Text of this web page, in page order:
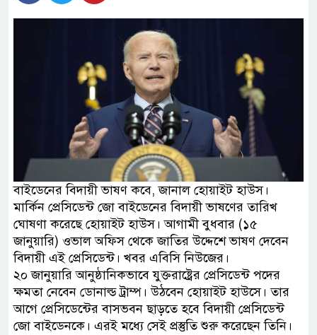
বাইডেনের বিদায়ী ভাষণ কবে, জানাল হোয়াইট হাউস।
মার্কিন প্রেসিডেন্ট জো বাইডেনের বিদায়ী ভাষণের তারিখ
ঘোষণা করেছে হোয়াইট হাউস। আগামী বুধবার (১৫
জানুয়ারি) ওভাল অফিস থেকে জাতির উদ্দেশে ভাষণ দেবেন
বিদায়ী এই প্রেসিডেন্ট। খবর এবিসি নিউজের।
২০ জানুয়ারি আনুষ্ঠানিকভাবে যুক্তরাষ্ট্রের প্রেসিডেন্ট পদের
ক্ষমতা নেবেন ডোনাল্ড ট্রাম্প। উঠবেন হোয়াইট হাউসে। তার
আগে প্রেসিডেন্টের বাসভবন ছাড়তে হবে বিদায়ী প্রেসিডেন্ট
জো বাইডেনকে। এরই মধ্যে সেই প্রস্তুতি শুরু করেছেন তিনি।